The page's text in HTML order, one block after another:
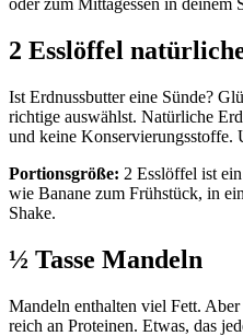
oder zum Mittagessen in deinem
2 Esslöffel
Ist Erdnussbutter eine Sünde?
richtige auswählst. Natürliche
und keine Konservierungsstoffe.
Portionsgröße: 2 Esslöffel ist
wie Banane zum Frühstück, in
Shake.
½ Tasse Mandeln
Mandeln enthalten viel Fett.
reich an Proteinen. Etwas, das